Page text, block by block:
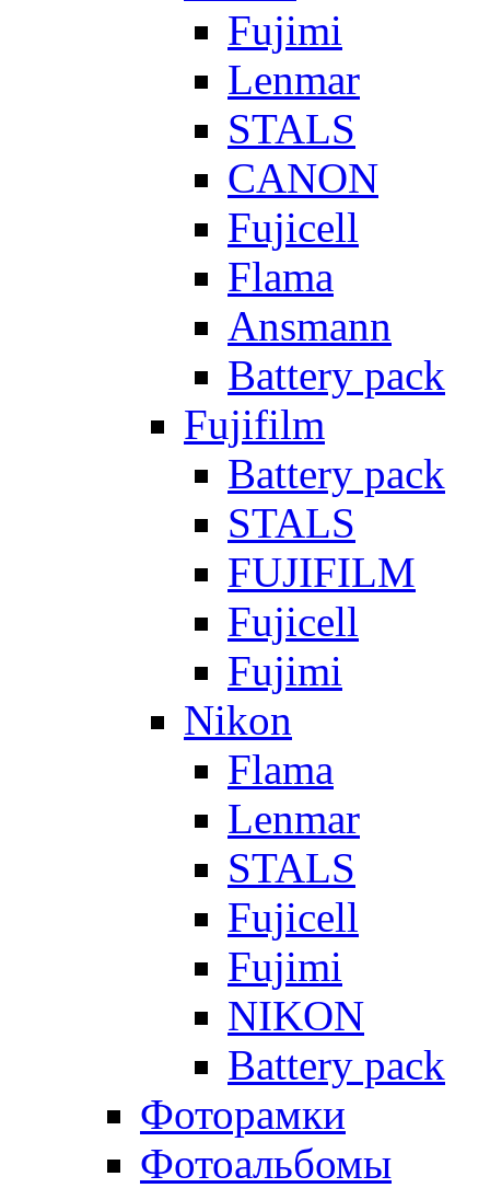
Fujimi
Lenmar
STALS
CANON
Fujicell
Flama
Ansmann
Battery pack
Fujifilm
Battery pack
STALS
FUJIFILM
Fujicell
Fujimi
Nikon
Flama
Lenmar
STALS
Fujicell
Fujimi
NIKON
Battery pack
Фоторамки
Фотоальбомы